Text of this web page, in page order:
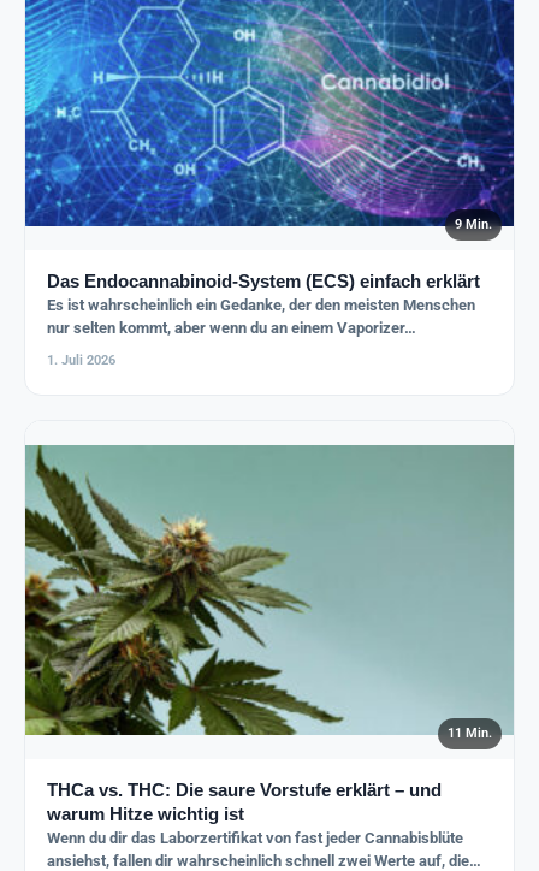
9 Min.
Das Endocannabinoid-System (ECS) einfach erklärt
Es ist wahrscheinlich ein Gedanke, der den meisten Menschen
nur selten kommt, aber wenn du an einem Vaporizer…
1. Juli 2026
11 Min.
THCa vs. THC: Die saure Vorstufe erklärt – und
warum Hitze wichtig ist
Wenn du dir das Laborzertifikat von fast jeder Cannabisblüte
ansiehst, fallen dir wahrscheinlich schnell zwei Werte auf, die…